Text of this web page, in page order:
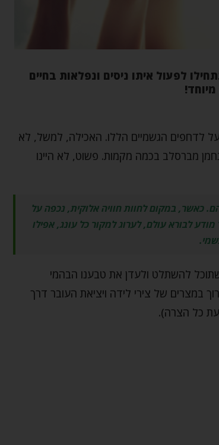
לפעול איתו ניסים ונפלאות בחיים
לדחפים הגשמיים הללו. האכילה, למשל, לא
מברסלב בכמה מקמות. פשוט, לא היינו
כאשר, במקום לחוות חוויה אלוקית, נכפה על
לבורא עולם, לערוג למקור כל עונג, אפילו
להשתלט ולעדן את טבענו הבהמי
במצרים של צירי לידה ויציאת העובר דרך
כל הצרה).